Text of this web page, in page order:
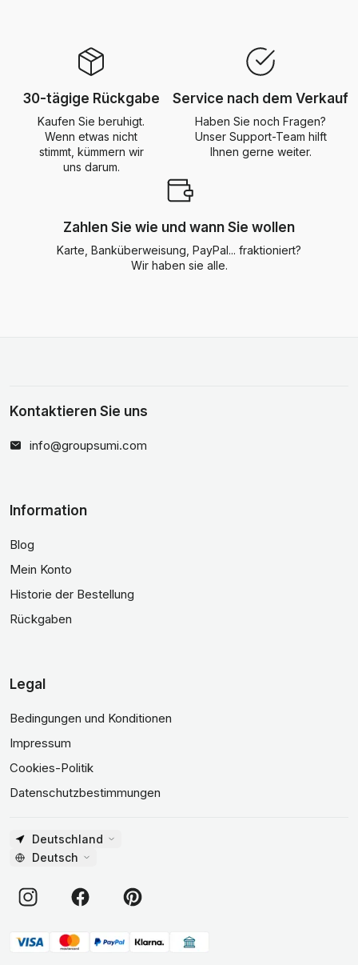
30-tägige Rückgabe
Kaufen Sie beruhigt.
Wenn etwas nicht
stimmt, kümmern wir
uns darum.
Service nach dem Verkauf
Haben Sie noch Fragen?
Unser Support-Team hilft
Ihnen gerne weiter.
Zahlen Sie wie und wann Sie wollen
Karte, Banküberweisung, PayPal... fraktioniert?
Wir haben sie alle.
Kontaktieren Sie uns
info@groupsumi.com
Information
Blog
Mein Konto
Historie der Bestellung
Rückgaben
Legal
Bedingungen und Konditionen
Impressum
Cookies-Politik
Datenschutzbestimmungen
Deutschland
Deutsch